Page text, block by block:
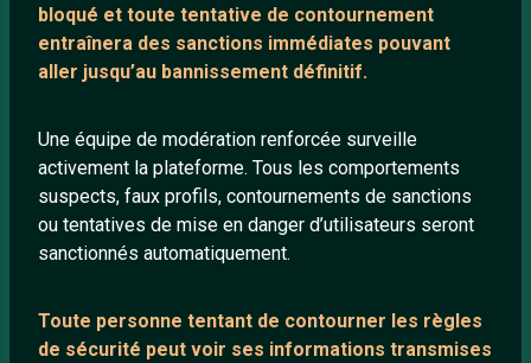
bloqué et toute tentative de contournement
entraînera des sanctions immédiates pouvant
aller jusqu’au bannissement définitif.
Une équipe de modération renforcée surveille
activement la plateforme. Tous les comportements
suspects, faux profils, contournements de sanctions
ou tentatives de mise en danger d’utilisateurs seront
sanctionnés automatiquement.
Toute personne tentant de contourner les règles
de sécurité peut voir ses informations transmises
Salons de discussion
Communauté
Playlists YouTube
Nous contacter
ANNEXE
Support IRC